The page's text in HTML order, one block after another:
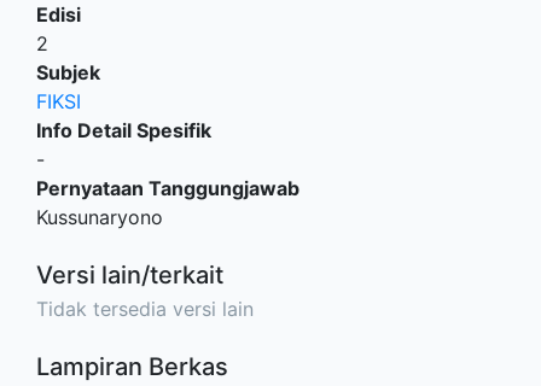
Edisi
2
Subjek
FIKSI
Info Detail Spesifik
-
Pernyataan Tanggungjawab
Kussunaryono
Versi lain/terkait
Tidak tersedia versi lain
Lampiran Berkas